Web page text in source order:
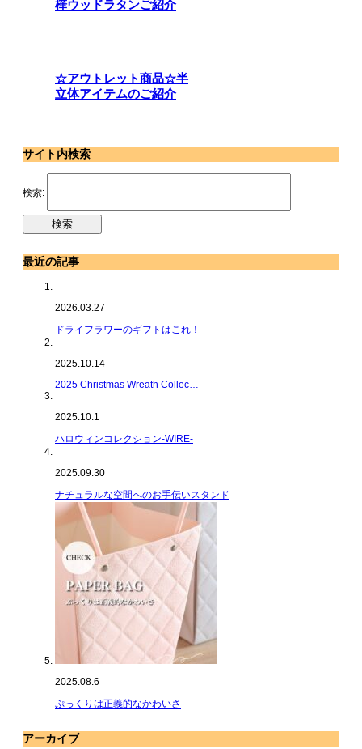
樺ウッドラタンご紹介
☆アウトレット商品☆半
立体アイテムのご紹介
サイト内検索
検索:
最近の記事
2026.03.27
ドライフラワーのギフトはこれ！
2025.10.14
2025 Christmas Wreath Collec…
2025.10.1
ハロウィンコレクション-WIRE-
2025.09.30
ナチュラルな空間へのお手伝いスタンド
2025.08.6
ぷっくりは正義的なかわいさ
アーカイブ